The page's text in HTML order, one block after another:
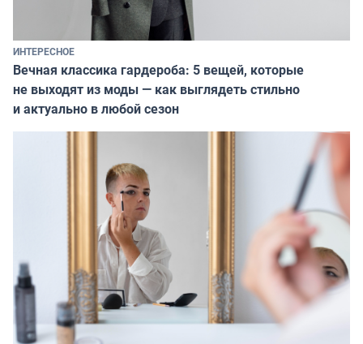
ИНТЕРЕСНОЕ
Вечная классика гардероба: 5 вещей, которые
не выходят из моды — как выглядеть стильно
и актуально в любой сезон